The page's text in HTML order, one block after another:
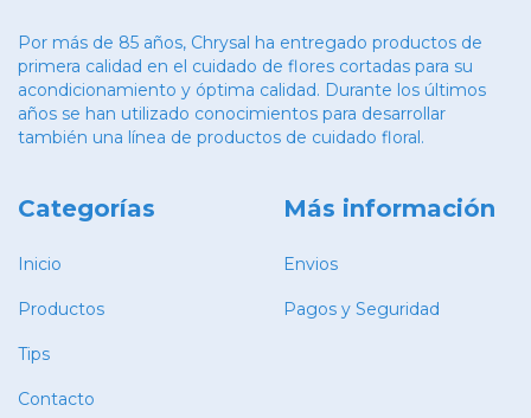
Por más de 85 años, Chrysal ha entregado productos de
primera calidad en el cuidado de flores cortadas para su
acondicionamiento y óptima calidad. Durante los últimos
años se han utilizado conocimientos para desarrollar
también una línea de productos de cuidado floral.
Categorías
Inicio
Productos
Tips
Contacto
Más información
Envios
Pagos y Seguridad